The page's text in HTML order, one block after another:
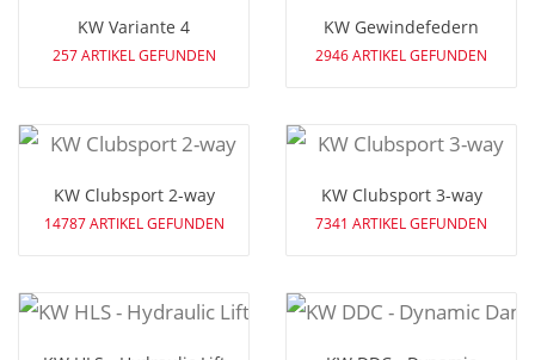
KW Variante 4
257 ARTIKEL GEFUNDEN
KW Gewindefedern
2946 ARTIKEL GEFUNDEN
KW Clubsport 2-way
14787 ARTIKEL GEFUNDEN
KW Clubsport 3-way
7341 ARTIKEL GEFUNDEN